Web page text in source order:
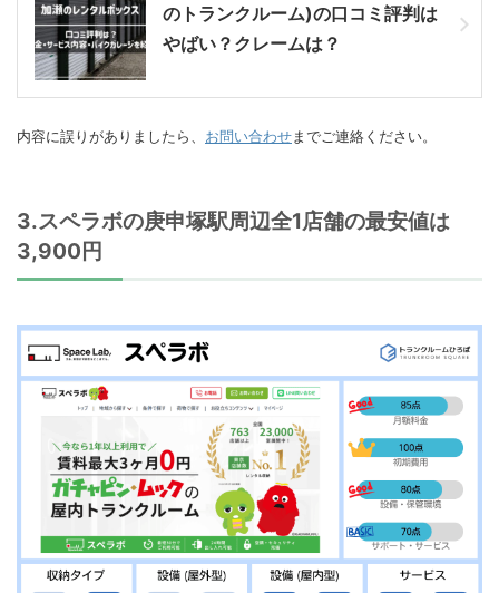
のトランクルーム)の口コミ評判は
やばい？クレームは？
内容に誤りがありましたら、 お問い合わせ までご連絡ください。
3.スペラボの庚申塚駅周辺全1店舗の最安値は
3,900円